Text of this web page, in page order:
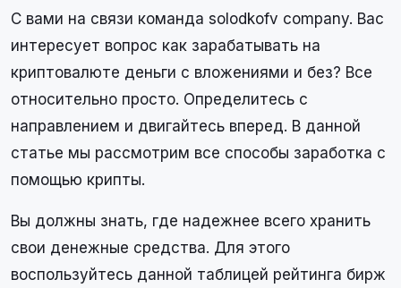
С вами на связи команда solodkofv company. Вас
интересует вопрос как зарабатывать на
криптовалюте деньги с вложениями и без? Все
относительно просто. Определитесь с
направлением и двигайтесь вперед. В данной
статье мы рассмотрим все способы заработка с
помощью крипты.
Вы должны знать, где надежнее всего хранить
свои денежные средства. Для этого
воспользуйтесь данной таблицей рейтинга бирж